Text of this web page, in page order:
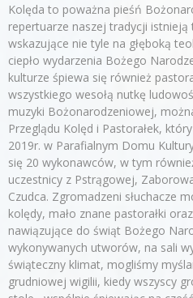
Kolęda to poważna pieśń
repertuarze naszej tradycji
wskazujące nie tyle na głęboką
ciepło wydarzenia Bożego
kulturze śpiewa się również
wszystkiego wesołą nutkę
muzyki Bożonarodzeniowej,
Przeglądu Kolęd i Pastorałek,
2019r. w Parafialnym Domu
się 20 wykonawców, w tym
uczestnicy z Pstrągowej,
Czudca. Zgromadzeni słuchacze
kolędy, mało znane pastorałki
nawiązujące do świąt Bożego
wykonywanych utworów, na sali
świąteczny klimat, mogliśmy
grudniowej wigilii, kiedy wszyscy